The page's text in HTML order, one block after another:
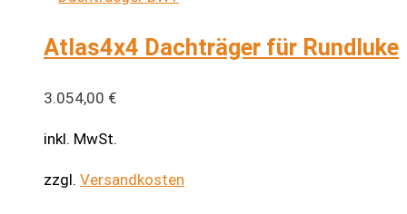
Atlas4x4 Dachträger für Rundluke
3.054,00 €
inkl. MwSt.
zzgl. Versandkosten